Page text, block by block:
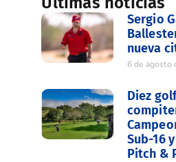
Sergio
nueva
6 de agosto
Diez
Sub-16
Pitch &